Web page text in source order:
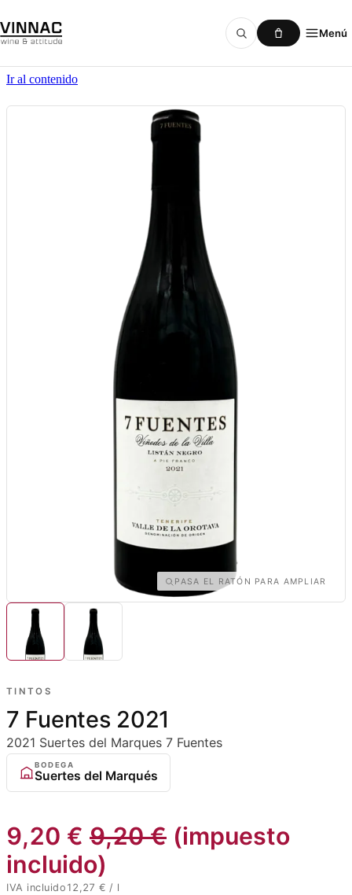
Menú
Ir al contenido
PASA EL RATÓN PARA AMPLIAR
TINTOS
7 Fuentes 2021
2021 Suertes del Marques 7 Fuentes
BODEGA
Suertes del Marqués
9,20 € 9,20€ (impuesto
incluido)
IVA incluido 12,27 € / l